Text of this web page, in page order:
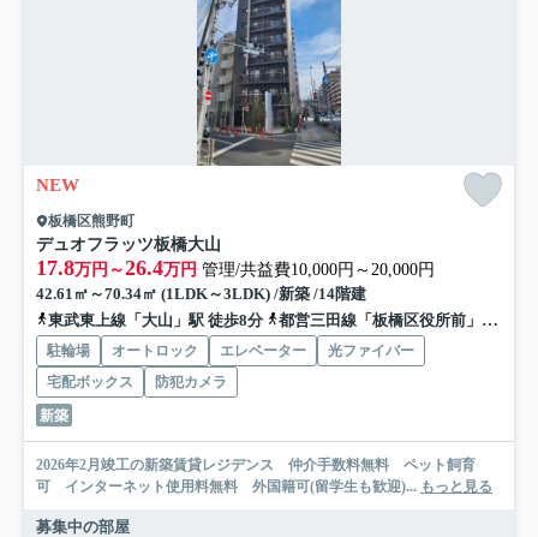
NEW
板橋区熊野町
デュオフラッツ板橋大山
17.8万円～26.4万円 管理/共益費10,000円～20,000円
42.61㎡～70.34㎡ (1LDK～3LDK) /新築 /14階建
東武東上線「大山」駅 徒歩8分
都営三田線「板橋区役所前」駅 徒歩15分
駐輪場 オートロック エレベーター
光ファイバー
宅配ボックス
防犯カメラ
新築
2026年2月竣工の新築賃貸レジデンス 仲介手数料無料 ペット飼育
可 インターネット使用料無料 外国籍可(留学生も歓迎)... もっと見る
募集中の部屋